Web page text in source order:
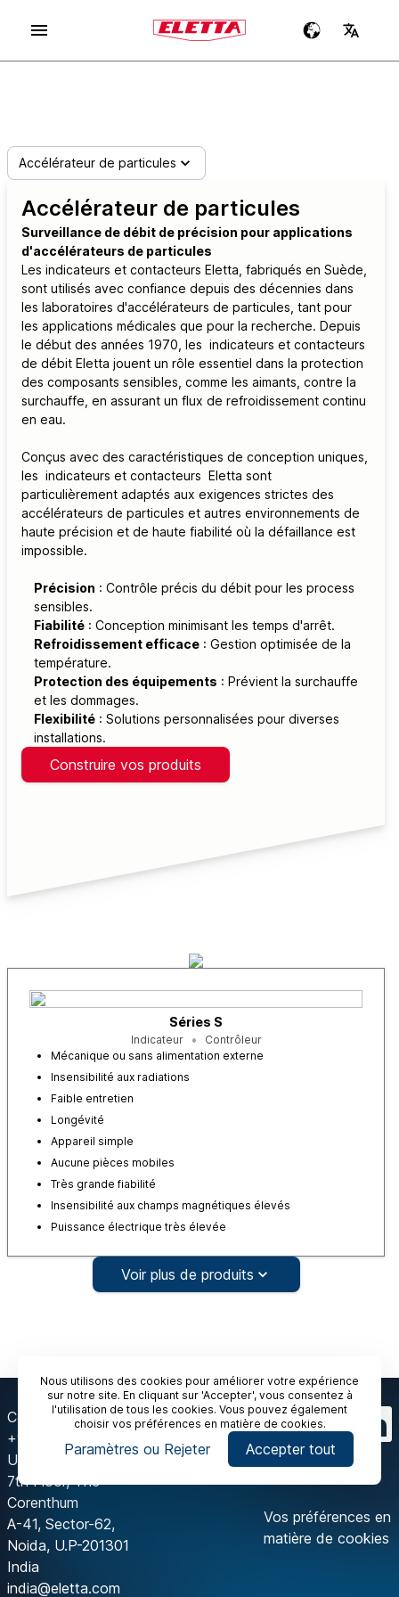
Accélérateur de particules
Accélérateur de particules
Surveillance de débit de précision pour applications
d'accélérateurs de particules
Les indicateurs et contacteurs Eletta, fabriqués en Suède,
sont utilisés avec confiance depuis des décennies dans
les laboratoires d'accélérateurs de particules, tant pour
les applications médicales que pour la recherche. Depuis
le début des années 1970, les indicateurs et contacteurs
de débit Eletta jouent un rôle essentiel dans la protection
des composants sensibles, comme les aimants, contre la
surchauffe, en assurant un flux de refroidissement continu
en eau.
Conçus avec des caractéristiques de conception uniques,
les indicateurs et contacteurs Eletta sont
particulièrement adaptés aux exigences strictes des
accélérateurs de particules et autres environnements de
haute précision et de haute fiabilité où la défaillance est
impossible.
Précision : Contrôle précis du débit pour les process
sensibles.
Fiabilité : Conception minimisant les temps d'arrêt.
Refroidissement efficace : Gestion optimisée de la
température.
Protection des équipements : Prévient la surchauffe
et les dommages.
Flexibilité : Solutions personnalisées pour diverses
installations.
Construire vos produits
Séries S
Indicateur
Contrôleur
Mécanique ou sans alimentation externe
Insensibilité aux radiations
Faible entretien
Longévité
Appareil simple
Aucune pièces mobiles
Très grande fiabilité
Insensibilité aux champs magnétiques élevés
Puissance électrique très élevée
Voir plus de produits
Nous utilisons des cookies pour améliorer votre expérience
sur notre site. En cliquant sur 'Accepter', vous consentez à
l'utilisation de tous les cookies. Vous pouvez également
choisir vos préférences en matière de cookies.
Paramètres ou Rejeter Accepter tout
Contactez-nous
+91 120 429 2444
Unit-175, Tower-A,
7th Floor, The
Corenthum
A-41, Sector-62,
Noida, U.P-201301
India
india@eletta.com
Vos préférences en
matière de cookies